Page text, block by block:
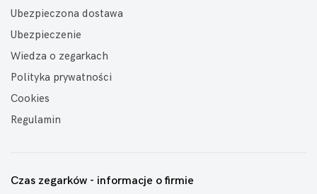
Ubezpieczona dostawa
Ubezpieczenie
Wiedza o zegarkach
Polityka prywatności
Cookies
Regulamin
Czas zegarków - informacje o firmie